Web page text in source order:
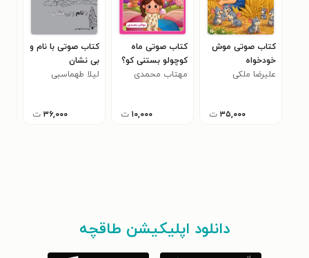
کتاب صوتی موش
خودخواه
علیرضا ملکی
۳۵,۰۰۰ ت
کتاب صوتی ماه
کوچولو بستنی کو؟
مهتاب محمدی
۱۰,۰۰۰ ت
کتاب صوتی با نام و
بی نشان
لیلا طهماسبی
۳۶,۰۰۰ ت
دانلود اپلیکیشن طاقچه